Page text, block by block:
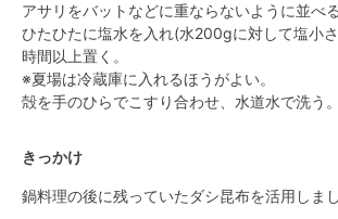
アサリをバットなどに重ならないように並べる
ひたひたに塩水を入れ(水200gに対して塩小
時間以上置く。
※夏場は冷蔵庫に入れるほうがよい。
殻を手のひらでこすり合わせ、水道水で洗う。
きっかけ
鍋料理の後に残っていたダシ昆布を活用しまし